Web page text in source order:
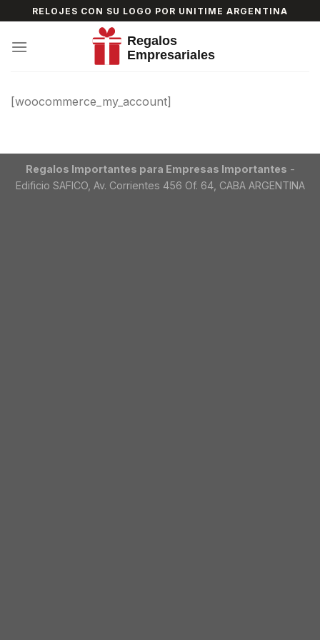
to
content
RELOJES CON SU LOGO POR UNITIME ARGENTINA
[woocommerce_my_account]
Regalos Importantes para Empresas Importantes -
Edificio SAFICO, Av. Corrientes 456 Of. 64, CABA ARGENTINA